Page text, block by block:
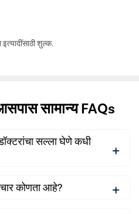
शुल्क.
सामान्य FAQs
सल्ला घेणे कधी
ॲनल फोडे, वेदना किंवा दुर्गंधीयुक्त पू
आपण त्वरित आपल्या डॉक्टरांशी
कोणता आहे?